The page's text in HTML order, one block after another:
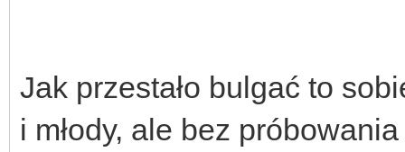
Jak przestało bulgać to
i młody, ale bez